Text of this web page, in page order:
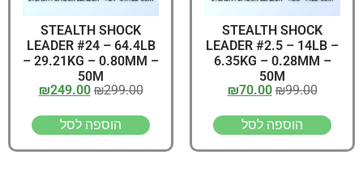
STEALTH SHOCK
LEADER #2.5 – 14LB –
6.35KG – 0.28MM –
50M
₪99.00
₪70.00
הוספה לסל
STEALTH SHOCK
LEADER #24 – 64.4LB
– 29.21KG – 0.80MM –
50M
₪299.00
₪249.00
הוספה לסל